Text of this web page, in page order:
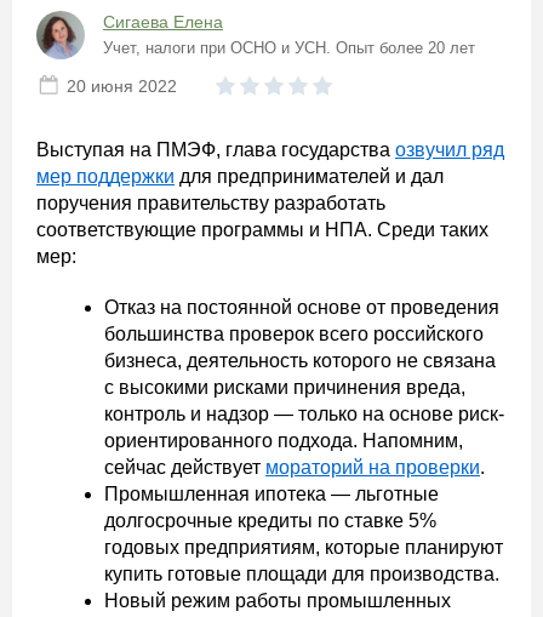
Сигаева Елена
Учет, налоги при ОСНО и УСН. Опыт более 20 лет
20 июня 2022
Выступая на ПМЭФ, глава государства озвучил ряд
мер поддержки для предпринимателей и дал
поручения правительству разработать
соответствующие программы и НПА. Среди таких
мер:
Отказ на постоянной основе от проведения
большинства проверок всего российского
бизнеса, деятельность которого не связана
с высокими рисками причинения вреда,
контроль и надзор — только на основе риск-
ориентированного подхода. Напомним,
сейчас действует мораторий на проверки.
Промышленная ипотека — льготные
долгосрочные кредиты по ставке 5%
годовых предприятиям, которые планируют
купить готовые площади для производства.
Новый режим работы промышленных